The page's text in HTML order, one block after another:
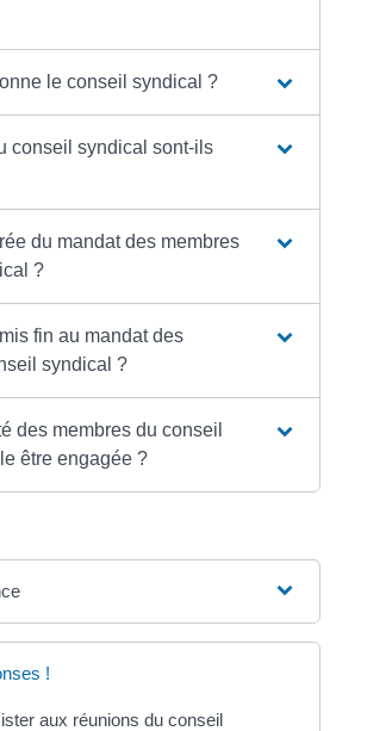
le conseil syndical ?
conseil syndical sont-ils
du mandat des membres
?
fin au mandat des
syndical ?
des membres du conseil
être engagée ?
!
aux réunions du conseil